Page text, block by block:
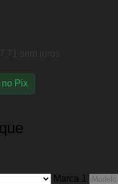
sem juros
no Pix
Marca 1